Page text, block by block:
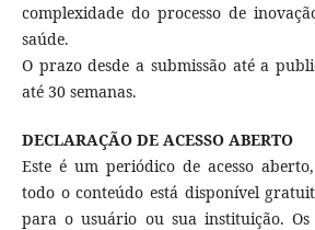
complexidade do processo de
saúde.
O prazo desde a submissão até a
até 30 semanas.
DECLARAÇÃO DE ACESSO ABERTO
Este é um periódico de acesso
todo o conteúdo está disponível
para o usuário ou sua instituição. Os